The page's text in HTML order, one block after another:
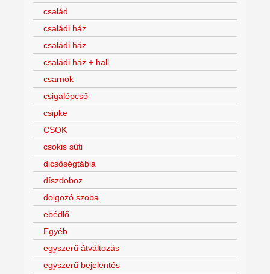
család
családi ház
családi ház
családi ház + hall
csarnok
csigalépcső
csipke
CSOK
csokis süti
dicsőségtábla
díszdoboz
dolgozó szoba
ebédlő
Egyéb
egyszerű átváltozás
egyszerű bejelentés